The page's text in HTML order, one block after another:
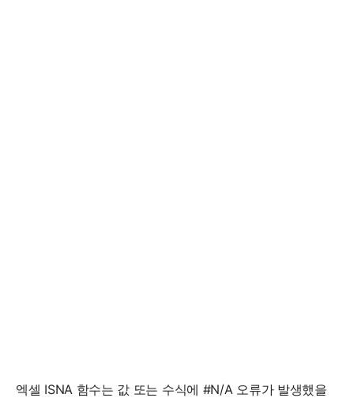
엑셀 ISNA 함수는 값 또는 수식에 #N/A 오류가 발생했을